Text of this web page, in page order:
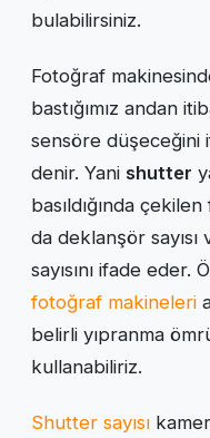
bulabilirsiniz.
Fotoğraf
bastığımız andan
sensöre düşeceğini
denir. Yani shutter
basıldığında
da deklanşör
sayısını ifade eder.
fotoğraf makineleri
belirli yıpranma
kullanabiliriz.
Shutter sayısı